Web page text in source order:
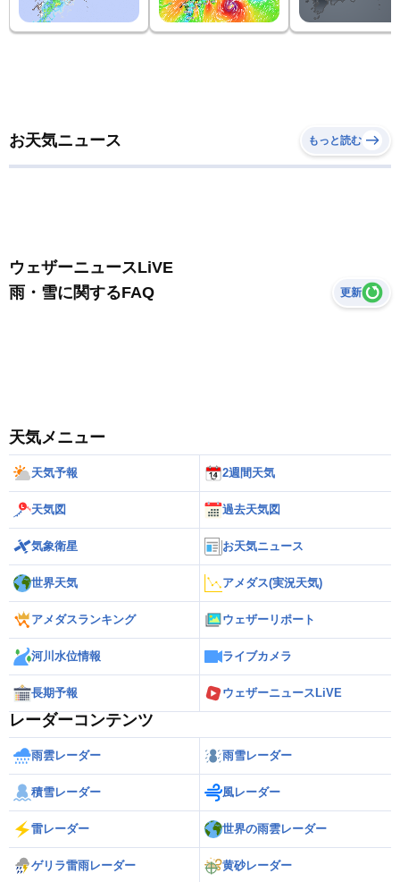
お天気ニュース もっと読む
ウェザーニュースLiVE
雨・雪に関するFAQ
更新
天気メニュー
天気予報 2週間天気
天気図 過去天気図
気象衛星 お天気ニュース
世界天気 アメダス(実況天気)
アメダスランキング ウェザーリポート
河川水位情報 ライブカメラ
長期予報 ウェザーニュースLiVE
レーダーコンテンツ
雨雲レーダー 雨雪レーダー
積雪レーダー 風レーダー
雷レーダー 世界の雨雲レーダー
ゲリラ雷雨レーダー 黄砂レーダー